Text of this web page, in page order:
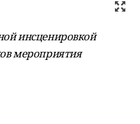
инсценировкой
мероприятия